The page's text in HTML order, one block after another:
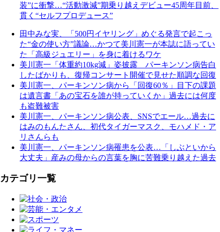
装”に衝撃…“活動激減”期乗り越えデビュー45周年目前、
貫く“セルフプロデュース”
田中みな実、「500円イヤリング」めぐる発言で起こっ
た“金の使い方”議論…かつて美川憲一が本誌に語ってい
た「高級ジュエリー」を身に着けるワケ
美川憲一「体重約10kg減」姿披露 パーキンソン病告白
したばかりも、復帰コンサート開催で見せた順調な回復
美川憲一、パーキンソン病から「回復60％」目下の課題
は遺言書「あの宝石を誰が持っていくか」過去には何度
も盗難被害
美川憲一、パーキンソン病公表、SNSでエール…過去に
はみのもんたさん、初代タイガーマスク、モハメド・ア
リさんらも
美川憲一、パーキンソン病罹患を公表…「しぶといから
大丈夫」産みの母からの言葉を胸に苦難乗り越えた過去
カテゴリ一覧